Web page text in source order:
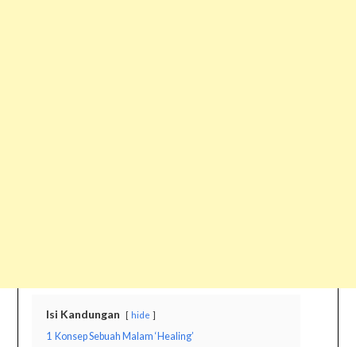
Isi Kandungan hide
1 Konsep Sebuah Malam ‘Healing’